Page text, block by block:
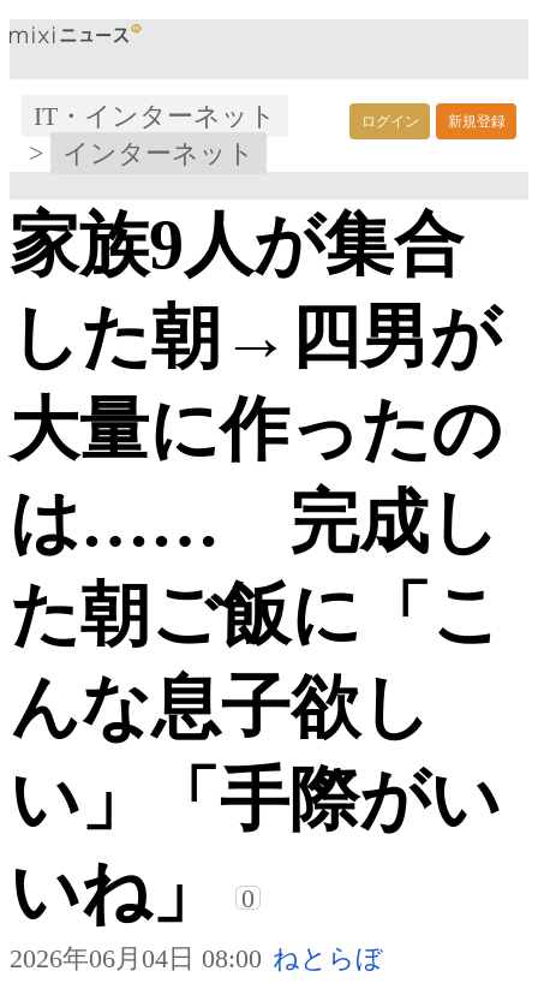
ログイン 新規登録
IT・インターネット
>
インターネット
家族9人が集合
した朝→四男が
大量に作ったの
は…… 完成し
た朝ご飯に「こ
んな息子欲し
い」「手際がい
いね」
0
2026年06月04日 08:00 ねとらぼ